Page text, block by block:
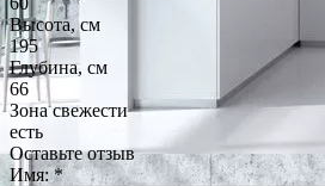
Высота, см
195
Глубина, см
66
Зона свежести
есть
Оставьте отзыв
Имя:*